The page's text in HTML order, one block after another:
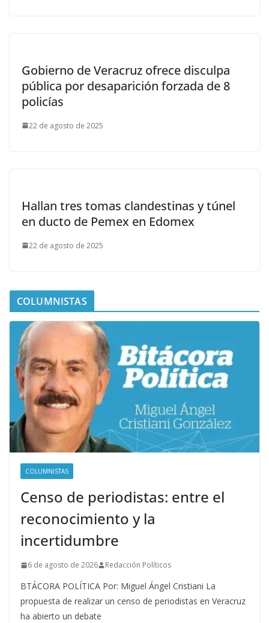
Gobierno de Veracruz ofrece disculpa
pública por desaparición forzada de 8
policías
22 de agosto de 2025
Hallan tres tomas clandestinas y túnel
en ducto de Pemex en Edomex
22 de agosto de 2025
COLUMNISTAS
COLUMNISTAS
Censo de periodistas: entre el
reconocimiento y la
incertidumbre
6 de agosto de 2026 Redacción Políticos
BTÁCORA POLÍTICA Por: Miguel Ángel Cristiani La
propuesta de realizar un censo de periodistas en Veracruz
ha abierto un debate